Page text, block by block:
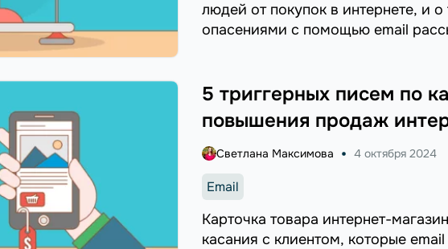
людей от покупок в интернете, и
опасениями с помощью email
5 триггерных писем по
повышения продаж
Светлана Максимова 4 октября 2024
Email
Карточка товара интернет-
касания с клиентом, которые